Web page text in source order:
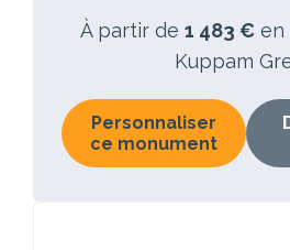
À partir de 1 483 € en
Kuppam
Personnaliser
ce monument